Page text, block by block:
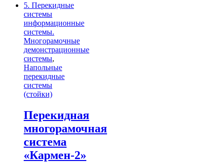
5. Перекидные
системы
информационные
системы.
Многорамочные
демонстрационные
системы,
Напольные
перекидные
системы
(стойки)
Перекидная
многорамочная
система
«Кармен-2»